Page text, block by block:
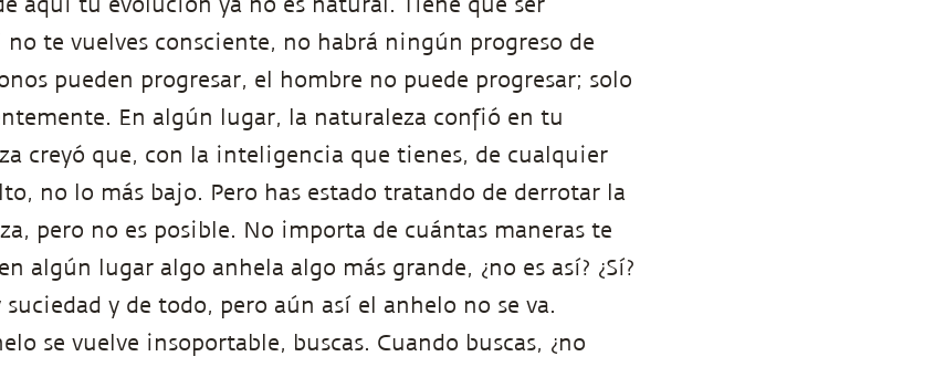
aquí tu evolución ya no es natural. Tiene que ser
no te vuelves consciente, no habrá ningún progreso de
pueden progresar, el hombre no puede progresar; solo
En algún lugar, la naturaleza confió en tu
creyó que, con la inteligencia que tienes, de cualquier
no lo más bajo. Pero has estado tratando de derrotar la
pero no es posible. No importa de cuántas maneras te
algún lugar algo anhela algo más grande, ¿no es así? ¿Sí?
y de todo, pero aún así el anhelo no se va.
se vuelve insoportable, buscas. Cuando buscas, ¿no